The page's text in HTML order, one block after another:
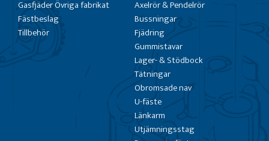
Gasfjäder Övriga fabrikat
Fästbeslag
Tillbehör
Axelrör & Pendelrör
Bussningar
Fjädring
Gummistavar
Lager- & Stödbock
Tätningar
Obromsade nav
U-fäste
Länkarm
Utjämningsstag